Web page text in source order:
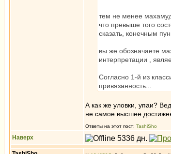
тем не менее
что превыше того
сказать, конечным
вы же обозначаете
интерпретации ,
Согласно 1-й из
привязанность...
А как же уловки, упаи?
не самое высшее
Ответы на этот пост: TashiSho
Наверх